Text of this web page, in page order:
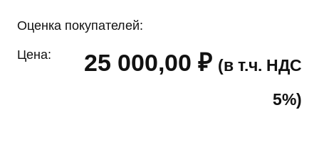
Оценка покупателей:
Цена: 25 000,00 ₽ (в т.ч. НДС
5%)